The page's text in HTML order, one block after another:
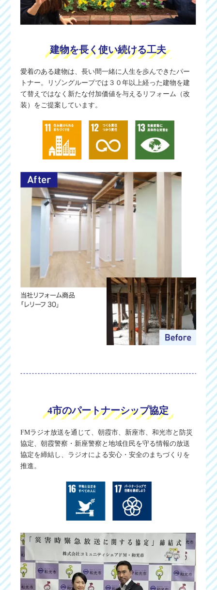
建物を長く使い続ける工夫
愛着のある建物は、長い間一緒に人生を歩んできたパー
トナー。リゾングループでは３０年以上経った建物を建
て替えではなく新たな付加価値を与えるリフォーム（改
装）をご提案しています。
4市のパートナーシップ協定
FMラジオ放送を通じて、朝霞市、新座市、和光市と防災
協定、朝霞警察・新座警察と地域住民を守る情報の放送
協定を締結し、ラジオによる安心・安全のまちづくりを
推進。